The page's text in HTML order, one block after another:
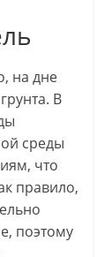
на дне
В
среды
что
правило,
поэтому